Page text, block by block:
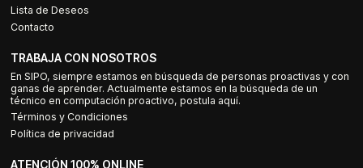
Lista de Deseos
Contacto
TRABAJA CON NOSOTROS
En SIPO, siempre estamos en búsqueda de personas proactivas y con
ganas de aprender. Actualmente estamos en la búsqueda de un
técnico en computación proactivo, postula aquí.
Términos y Condiciones
Política de privacidad
ATENCIÓN 100% ONLINE